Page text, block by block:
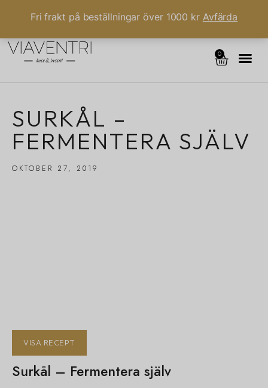
Fri frakt på beställningar över 1000 kr Avfärda
0
SURKÅL –
FERMENTERA SJÄLV
OKTOBER 27, 2019
VISA RECEPT
Surkål – Fermentera själv